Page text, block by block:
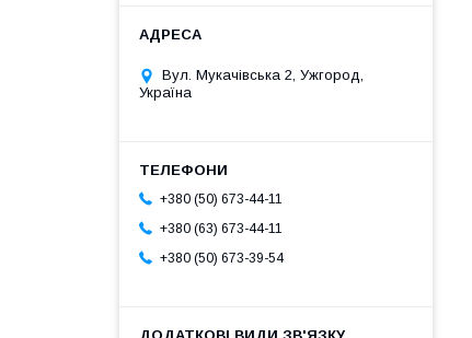
Вул. Мукачівська 2, Ужгород,
Україна
+380 (50) 673-44-11
+380 (63) 673-44-11
+380 (50) 673-39-54